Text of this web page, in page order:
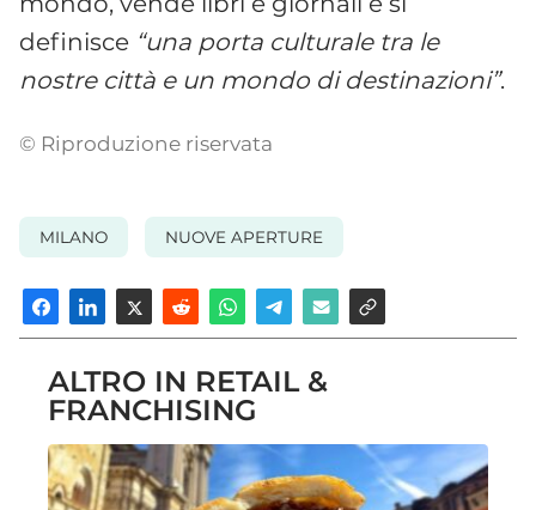
definisce “una porta culturale tra le
nostre città e un mondo di destinazioni”.
© Riproduzione riservata
MILANO NUOVE APERTURE
ALTRO IN RETAIL &
FRANCHISING